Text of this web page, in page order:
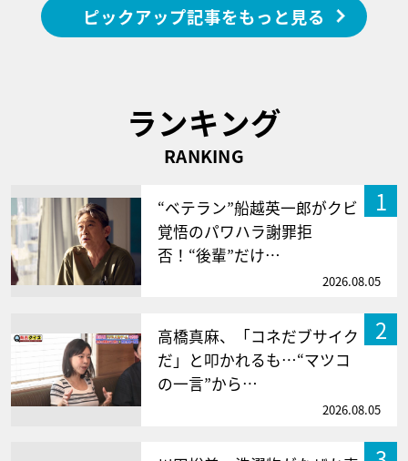
ピックアップ記事をもっと見る
ランキング
RANKING
1
“ベテラン”船越英一郎がクビ
覚悟のパワハラ謝罪拒
否！“後輩”だけ…
2026.08.05
2
高橋真麻、「コネだブサイク
だ」と叩かれるも…“マツコ
の一言”から…
2026.08.05